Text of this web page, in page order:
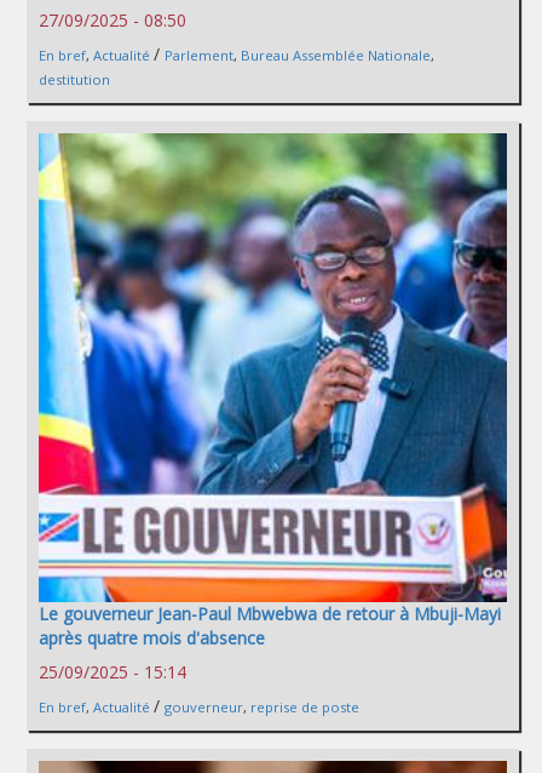
27/09/2025 - 08:50
En bref, Actualité / Parlement, Bureau Assemblée Nationale,
destitution
Le gouverneur Jean-Paul Mbwebwa de retour à Mbuji-Mayi
après quatre mois d'absence
25/09/2025 - 15:14
En bref, Actualité / gouverneur, reprise de poste